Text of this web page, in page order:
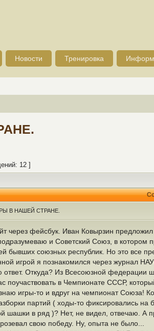
Новости Тренировка
12 ]
В НАШЕЙ СТРАНЕ.
через фейсбук. Иван Ковырзин
и Советский Союз, в котором
бывших союзных республик. Но это все
игрой я познакомился через журнал
ответ. Откуда? Из Всесоюзной
поучаствовать в Чемпионате СССР,
игры-то и вдруг на чемпионат Союза!
партий ( ходы-то фиксировались
шашки в ряд )? Нет, не видел, отвечаю. А
свою победу. Ну, опыта не было...